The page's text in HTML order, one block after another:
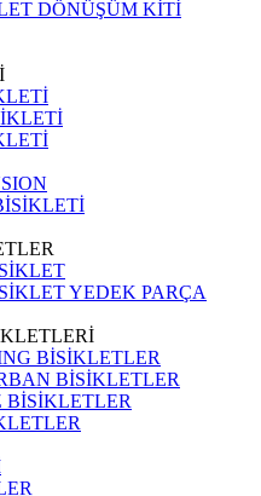
DÖNÜŞÜM KİTİ
YEDEK PARÇA
BİSİKLETLER
BİSİKLETLER